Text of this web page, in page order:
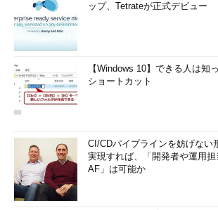
ップ、Tetrateが正式デビュー
【Windows 10】できる人は知
ショートカット
CI/CDパイプラインを妨げない
実現すれば、「開発者や運用
AF」は可能か